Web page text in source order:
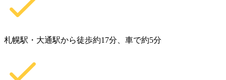
札幌駅・大通駅から徒歩約17分、車で約5分